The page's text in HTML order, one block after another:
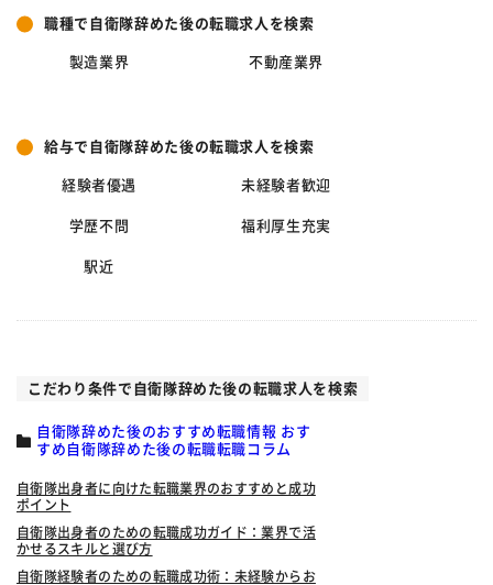
職種で自衛隊辞めた後の転職求人を検索
製造業界 不動産業界
給与で自衛隊辞めた後の転職求人を検索
経験者優遇 未経験者歓迎
学歴不問 福利厚生充実
駅近
こだわり条件で自衛隊辞めた後の転職求人を検索
自衛隊辞めた後のおすすめ転職情報 おす
すめ自衛隊辞めた後の転職転職コラム
自衛隊出身者に向けた転職業界のおすすめと成功
ポイント
自衛隊出身者のための転職成功ガイド：業界で活
かせるスキルと選び方
自衛隊経験者のための転職成功術：未経験からお